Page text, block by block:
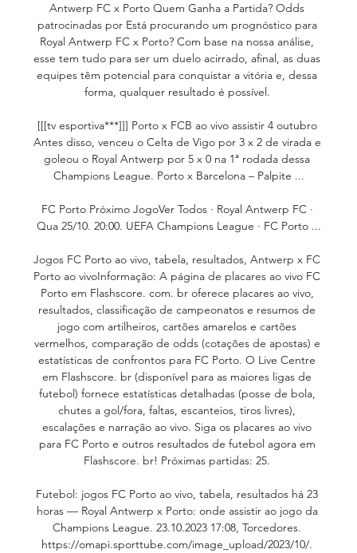
Antwerp FC x Porto Quem Ganha a Partida? Odds
patrocinadas por Está procurando um prognóstico para
Royal Antwerp FC x Porto? Com base na nossa análise,
esse tem tudo para ser um duelo acirrado, afinal, as duas
equipes têm potencial para conquistar a vitória e, dessa
forma, qualquer resultado é possível.
[[[tv esportiva***]]] Porto x FCB ao vivo assistir 4 outubro
Antes disso, venceu o Celta de Vigo por 3 x 2 de virada e
goleou o Royal Antwerp por 5 x 0 na 1ª rodada dessa
Champions League. Porto x Barcelona – Palpite ...
FC Porto Próximo JogoVer Todos · Royal Antwerp FC ·
Qua 25/10. 20:00. UEFA Champions League · FC Porto ...
Jogos FC Porto ao vivo, tabela, resultados, Antwerp x FC
Porto ao vivoInformação: A página de placares ao vivo FC
Porto em Flashscore. com. br oferece placares ao vivo,
resultados, classificação de campeonatos e resumos de
jogo com artilheiros, cartões amarelos e cartões
vermelhos, comparação de odds (cotações de apostas) e
estatísticas de confrontos para FC Porto. O Live Centre
em Flashscore. br (disponível para as maiores ligas de
futebol) fornece estatísticas detalhadas (posse de bola,
chutes a gol/fora, faltas, escanteios, tiros livres),
escalações e narração ao vivo. Siga os placares ao vivo
para FC Porto e outros resultados de futebol agora em
Flashscore. br! Próximas partidas: 25.
Futebol: jogos FC Porto ao vivo, tabela, resultados há 23
horas — Royal Antwerp x Porto: onde assistir ao jogo da
Champions League. 23.10.2023 17:08, Torcedores.
https://omapi.sporttube.com/image_upload/2023/10/.